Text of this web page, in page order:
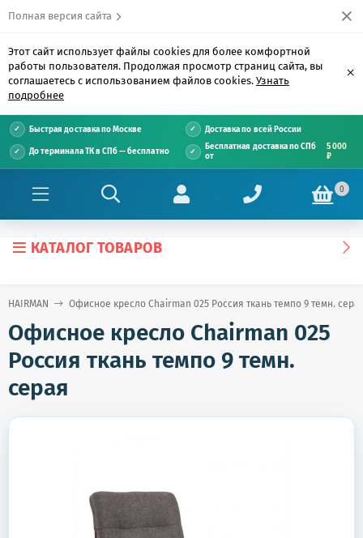
Полная версия сайта
Этот сайт использует файлы cookies для более комфортной
работы пользователя. Продолжая просмотр страниц сайта, вы
соглашаетесь с использованием файлов cookies. Узнать
подробнее
×
Быстрая доставка по Москве Доставка по всей России
До терминала ТК в СПб — бесплатно
Бесплатная доставка по СПб
от
5 000
₽
0
КАТАЛОГ ТОВАРОВ
Офисное кресло Chairman 025 Россия ткань темпо 9 темн.
Офисное кресло Chairman 025
Россия ткань темпо 9 темн.
серая